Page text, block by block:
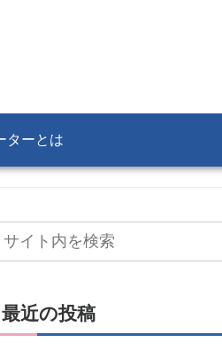
ターとは
最近の投稿